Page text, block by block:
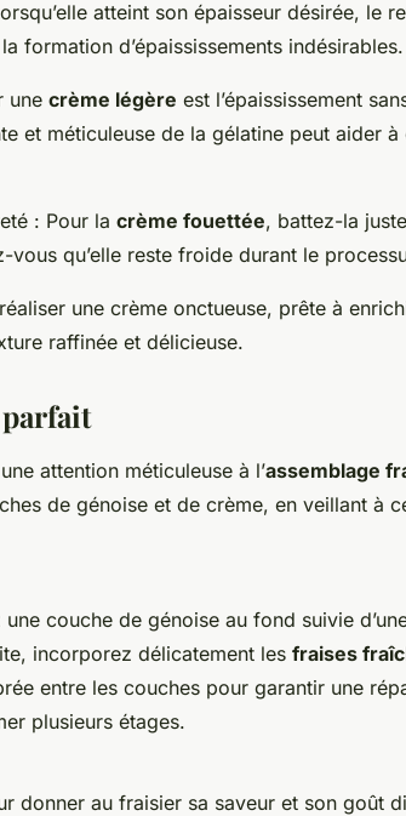
atteint son épaisseur désirée, le
formation d’épaississements indésirables.
une crème légère est l’épaississement
et méticuleuse de la gélatine peut aider
: Pour la crème fouettée, battez-la
qu’elle reste froide durant le
une crème onctueuse, prête à
raffinée et délicieuse.
attention méticuleuse à l’assemblage
de génoise et de crème, en veillant à
couche de génoise au fond suivie
incorporez délicatement les fraises
entre les couches pour garantir une
plusieurs étages.
donner au fraisier sa saveur et son goût